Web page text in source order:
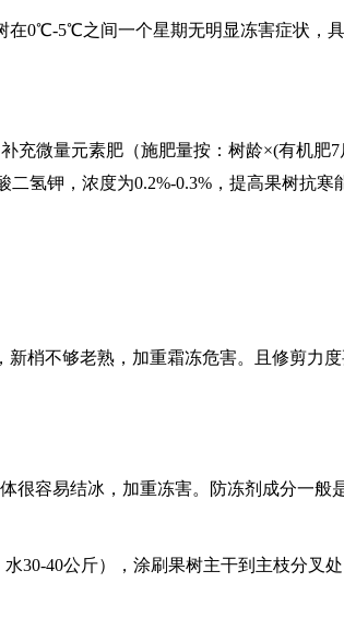
0℃-5℃之间一个星期无明显冻害症状，
充微量元素肥（施肥量按：树龄×(有机肥
氢钾，浓度为0.2%-0.3%，提高果树抗寒
梢不够老熟，加重霜冻危害。且修剪力度
很容易结冰，加重冻害。防冻剂成分一般
30-40公斤），涂刷果树主干到主枝分叉处